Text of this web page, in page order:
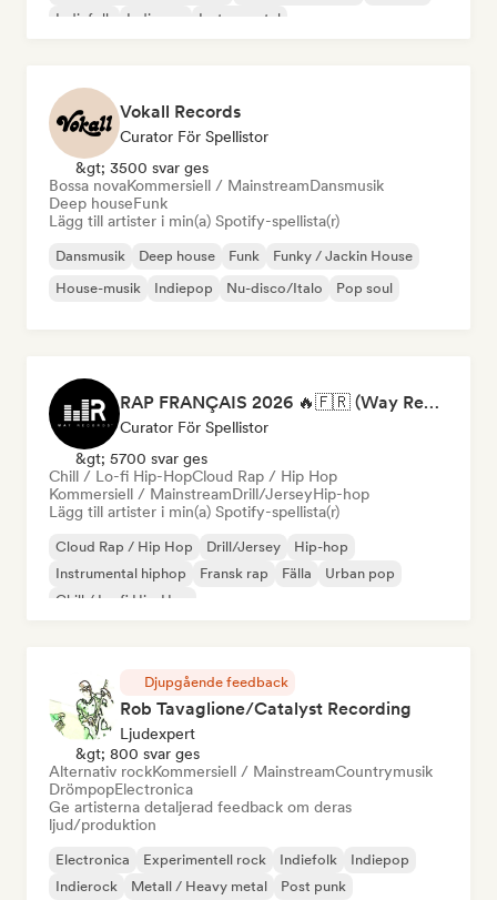
Indiefolk Indiepop Instrumental
Vokall Records
Curator För Spellistor
&gt; 3500 svar ges
Bossa novaKommersiell / MainstreamDansmusik
Deep houseFunk
Lägg till artister i min(a) Spotify-spellista(r)
Dansmusik Deep house Funk
Funky / Jackin House
House-musik
Indiepop Nu-disco/Italo Pop soul
RAP FRANÇAIS 2026 🔥🇫🇷 (Way Records)
Curator För Spellistor
&gt; 5700 svar ges
Chill / Lo-fi Hip-HopCloud Rap / Hip Hop
Kommersiell / MainstreamDrill/JerseyHip-hop
Lägg till artister i min(a) Spotify-spellista(r)
Cloud Rap / Hip Hop Drill/Jersey
Hip-hop
Instrumental hiphop
Fransk rap Fälla
Urban pop
Chill / Lo-fi Hip-Hop
Djupgående feedback
Rob Tavaglione/Catalyst Recording
Ljudexpert
&gt; 800 svar ges
Alternativ rockKommersiell / MainstreamCountrymusik
DrömpopElectronica
Ge artisterna detaljerad feedback om deras
ljud/produktion
Electronica Experimentell rock Indiefolk
Indiepop
Indierock
Metall / Heavy metal
Post punk